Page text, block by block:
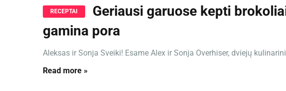
RECEPTAI
Geriausi garuose kepti
gamina pora
Aleksas ir Sonja Sveiki! Esame Alex ir Sonja Overhiser, dviejų
Read more »